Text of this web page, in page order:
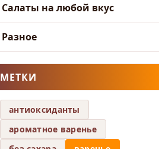
Салаты на любой вкус
Разное
МЕТКИ
антиоксиданты
ароматное варенье